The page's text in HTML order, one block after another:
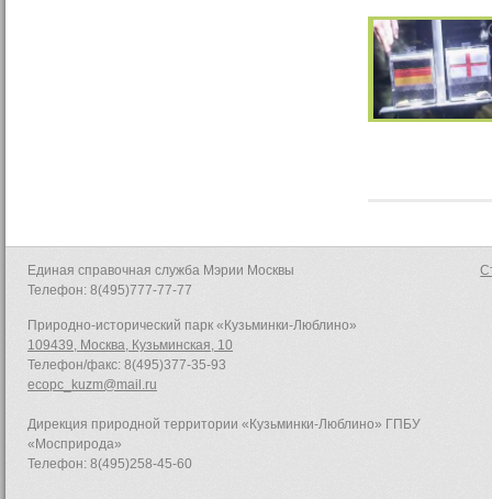
Единая справочная служба Мэрии Москвы
Телефон: 8(495)777-77-77
Природно-исторический парк «Кузьминки-Люблино»
109439, Москва, Кузьминская, 10
Телефон/факс: 8(495)377-35-93
ecopc_kuzm@mail.ru
Дирекция природной территории «Кузьминки-Люблино» ГПБУ
«Мосприрода»
Телефон: 8(495)258-45-60